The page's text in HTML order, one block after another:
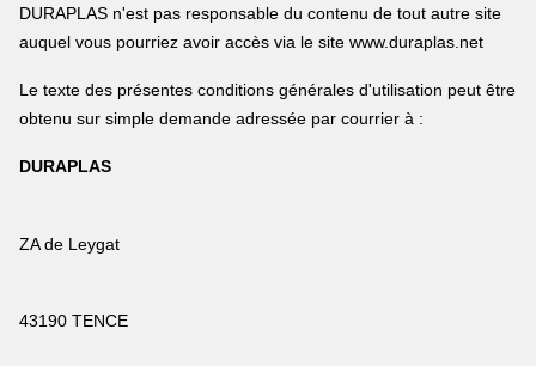
DURAPLAS n'est pas responsable du contenu de tout autre site
auquel vous pourriez avoir accès via le sitewww.duraplas.net
Le texte des présentes conditions générales d'utilisation peut être
obtenu sur simple demande adressée par courrier à :
DURAPLAS
ZA de Leygat
43190 TENCE